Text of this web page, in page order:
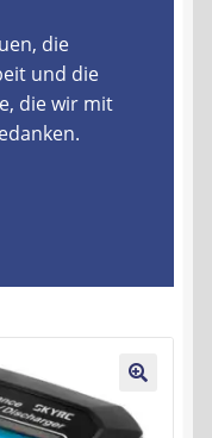
die
und die
die wir mit
🔍